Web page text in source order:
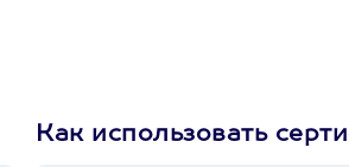
Как использовать